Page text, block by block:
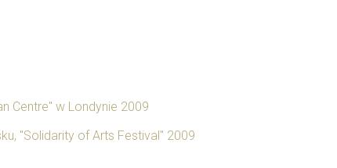
Centre" w Londynie 2009
"Solidarity of Arts Festival" 2009